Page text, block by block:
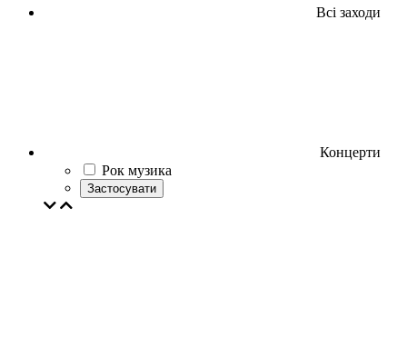
Всі заходи
Концерти
Рок музика
Застосувати